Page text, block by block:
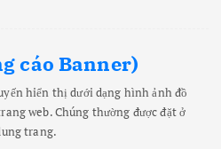
cáo Banner)
hiển thị dưới dạng hình ảnh đồ
web. Chúng thường được đặt ở
trang.